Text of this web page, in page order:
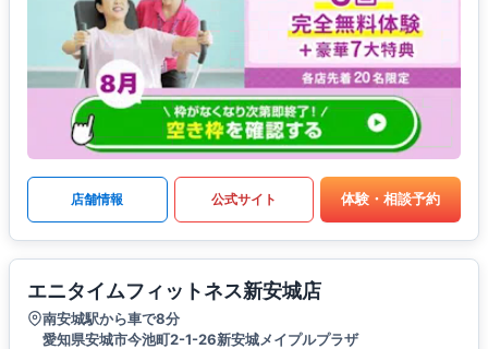
店舗情報 公式サイト 体験・相談予約
エニタイムフィットネス新安城店
南安城駅から車で8分
愛知県安城市今池町2-1-26新安城メイプルプラザ